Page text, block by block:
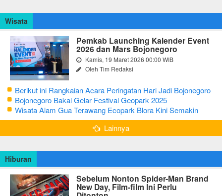
Wisata
Pemkab Launching Kalender Event
2026 dan Mars Bojonegoro
Kamis, 19 Maret 2026 00:00 WIB
Oleh Tim Redaksi
Berikut ini Rangkaian Acara Peringatan Hari Jadi Bojonegoro
Ke-348 Tahun 2025
Bojonegoro Bakal Gelar Festival Geopark 2025
Wisata Alam Gua Terawang Ecopark Blora Kini Semakin
Menarik
Lainnya
Hiburan
Sebelum Nonton Spider-Man Brand
New Day, Film-film Ini Perlu